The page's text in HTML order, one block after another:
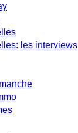
les interviews